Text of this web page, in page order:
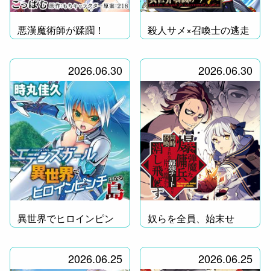
悪漢魔術師が蹂躙！
殺人サメ×召喚士の逃走
劇!?
2026.06.30
異世界でヒロインピン
チ!
2026.06.30
奴らを全員、始末せ
よ！
2026.06.25 2026.06.25